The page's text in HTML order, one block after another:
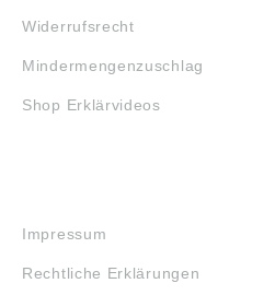
Widerrufsrecht
Mindermengenzuschlag
Shop Erklärvideos
Impressum
Rechtliche Erklärungen